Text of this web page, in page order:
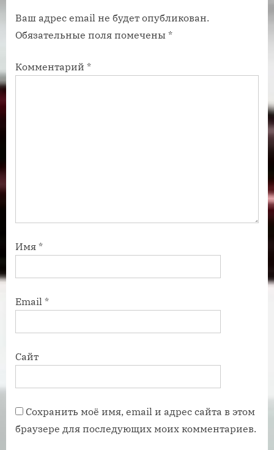
и
с
:
и
с
:
Ваш адрес email не будет опубликован.
Обязательные поля помечены *
Комментарий *
Имя *
Email *
Сайт
Сохранить моё имя, email и адрес сайта в этом
браузере для последующих моих комментариев.